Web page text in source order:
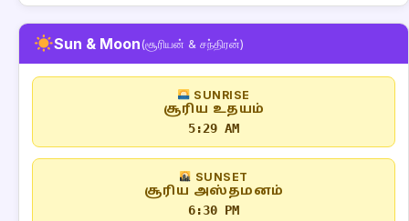
Sun & Moon(சூரியன் & சந்திரன்)
SUNRISE
சூரிய உதயம்
5:29 AM
SUNSET
சூரிய அஸ்தமனம்
6:30 PM